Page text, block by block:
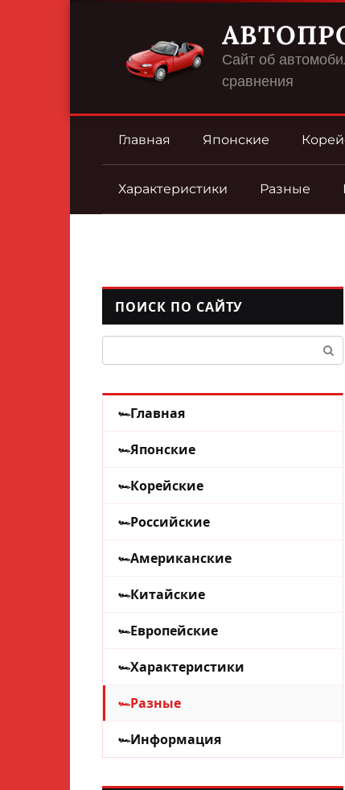
Сайт об
сравнения
Главная Японские
Характеристики Разные
ПОИСК ПО САЙТУ
Главная
Японские
Корейские
Российские
Американские
Китайские
Европейские
Характеристики
Разные
Информация